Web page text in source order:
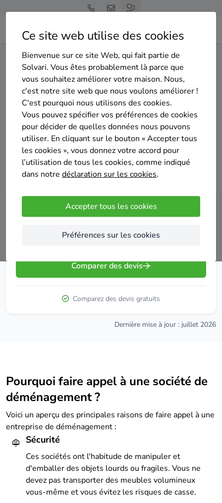
Ce site web utilise des cookies
Bienvenue sur ce site Web, qui fait partie de
Solvari. Vous êtes probablement là parce que
vous souhaitez améliorer votre maison. Nous,
c'est notre site web que nous voulons améliorer !
C'est pourquoi nous utilisons des cookies.
Vous pouvez spécifier vos préférences de cookies
pour décider de quelles données nous pouvons
utiliser. En cliquant sur le bouton « Accepter tous
les cookies », vous donnez votre accord pour
l’utilisation de tous les cookies, comme indiqué
dans notre déclaration sur les cookies.
Accepter tous les cookies
Préférences sur les cookies
Home Déménagement
Déménagement
Vous déménagez bientôt ? Alors, vous aurez certainement
besoin d'un coup de main. Une société de déménagement
vous fait gagner en effort et en temps. Ces professionnels
s'occupent de tout et vous pouvez emménager en toute
sérénité.
déménagement
Saisissez votre code postal
Comparer des devis
Comparez des devis gratuits
Dernière mise à jour : juillet 2026
Pourquoi faire appel à une société de
déménagement ?
Voici un aperçu des principales raisons de faire appel à une
entreprise de déménagement :
Sécurité
Ces sociétés ont l'habitude de manipuler et
d'emballer des objets lourds ou fragiles. Vous ne
devez pas transporter des meubles volumineux
vous-même et vous évitez les risques de casse.